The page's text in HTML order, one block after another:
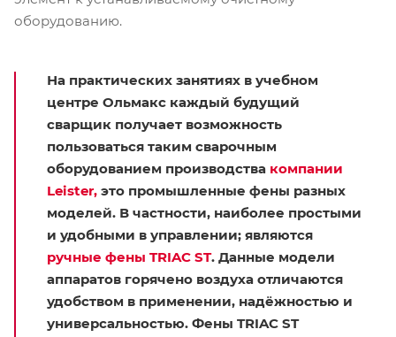
оборудованию.
На практических занятиях в учебном
центре Ольмакс каждый будущий
сварщик получает возможность
пользоваться таким сварочным
оборудованием производства компании
Leister, это промышленные фены разных
моделей. В частности, наиболее простыми
и удобными в управлении; являются
ручные фены TRIAC ST. Данные модели
аппаратов горячено воздуха отличаются
удобством в применении, надёжностью и
универсальностью. Фены TRIAC ST